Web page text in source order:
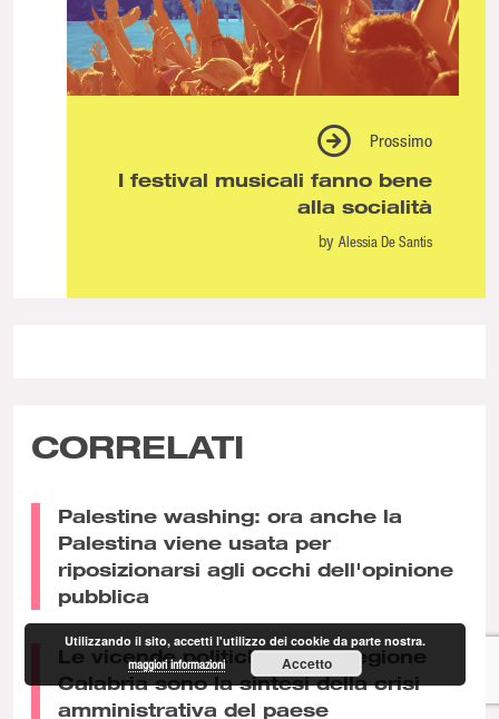
Prossimo
I festival musicali fanno bene
alla socialità
by Alessia De Santis
CORRELATI
Palestine washing: ora anche la
Palestina viene usata per
riposizionarsi agli occhi dell'opinione
pubblica
Le vicende politiche della Regione
Calabria sono la sintesi della crisi
amministrativa del paese
Utilizzando il sito, accetti l'utilizzo dei cookie da parte nostra.
maggiori informazioni Accetto